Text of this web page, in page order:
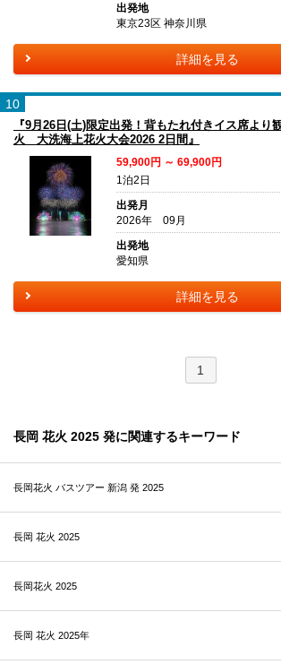
出発地
東京23区 神奈川県
詳細を見る
10
『9月26日(土)限定出発！背もたれ付きイス席より
火 大洗海上花火大会2026 2日間』
59,900円 ～ 69,900円
1泊2日
出発月
2026年 09月
出発地
愛知県
詳細を見る
1
長岡 花火 2025 発に関連するキーワード
長岡花火 バスツアー 新潟 発 2025
長岡 花火 2025
長岡花火 2025
長岡 花火 2025年